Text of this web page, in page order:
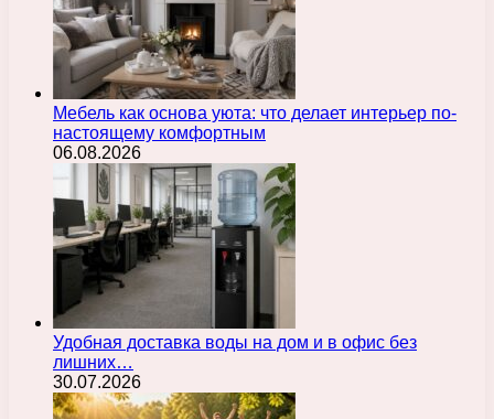
Мебель как основа уюта: что делает интерьер по-
настоящему комфортным
06.08.2026
Удобная доставка воды на дом и в офис без
лишних…
30.07.2026